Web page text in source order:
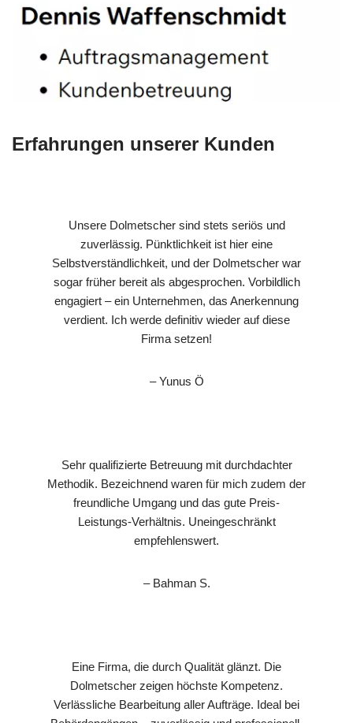
Erfahrungen unserer Kunden
Unsere Dolmetscher sind stets seriös und
zuverlässig. Pünktlichkeit ist hier eine
Selbstverständlichkeit, und der Dolmetscher war
sogar früher bereit als abgesprochen. Vorbildlich
engagiert – ein Unternehmen, das Anerkennung
verdient. Ich werde definitiv wieder auf diese
Firma setzen!
– Yunus Ö
Sehr qualifizierte Betreuung mit durchdachter
Methodik. Bezeichnend waren für mich zudem der
freundliche Umgang und das gute Preis-
Leistungs-Verhältnis. Uneingeschränkt
empfehlenswert.
– Bahman S.
Eine Firma, die durch Qualität glänzt. Die
Dolmetscher zeigen höchste Kompetenz.
Verlässliche Bearbeitung aller Aufträge. Ideal bei